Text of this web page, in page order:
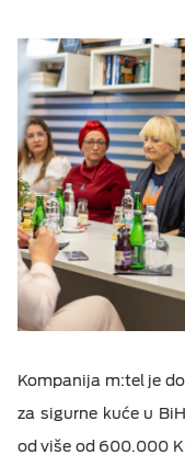
Kompanija m:tel je
za sigurne kuće u
od više od 600.000